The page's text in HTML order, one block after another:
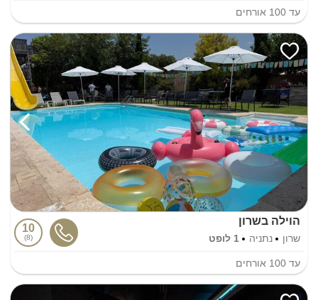
עד 100 אורחים
הוילה בשרון
שרון נתניה 1 לופט
10
8
עד 100 אורחים